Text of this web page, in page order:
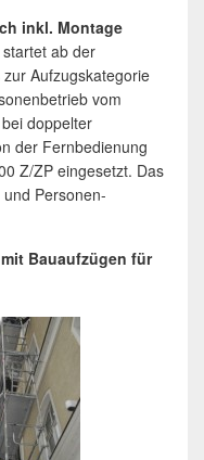
inkl. Montage
ab der
Aufzugskategorie
vom
doppelter
der Fernbedienung
Z/ZP eingesetzt. Das
Personen-
Bauaufzügen für